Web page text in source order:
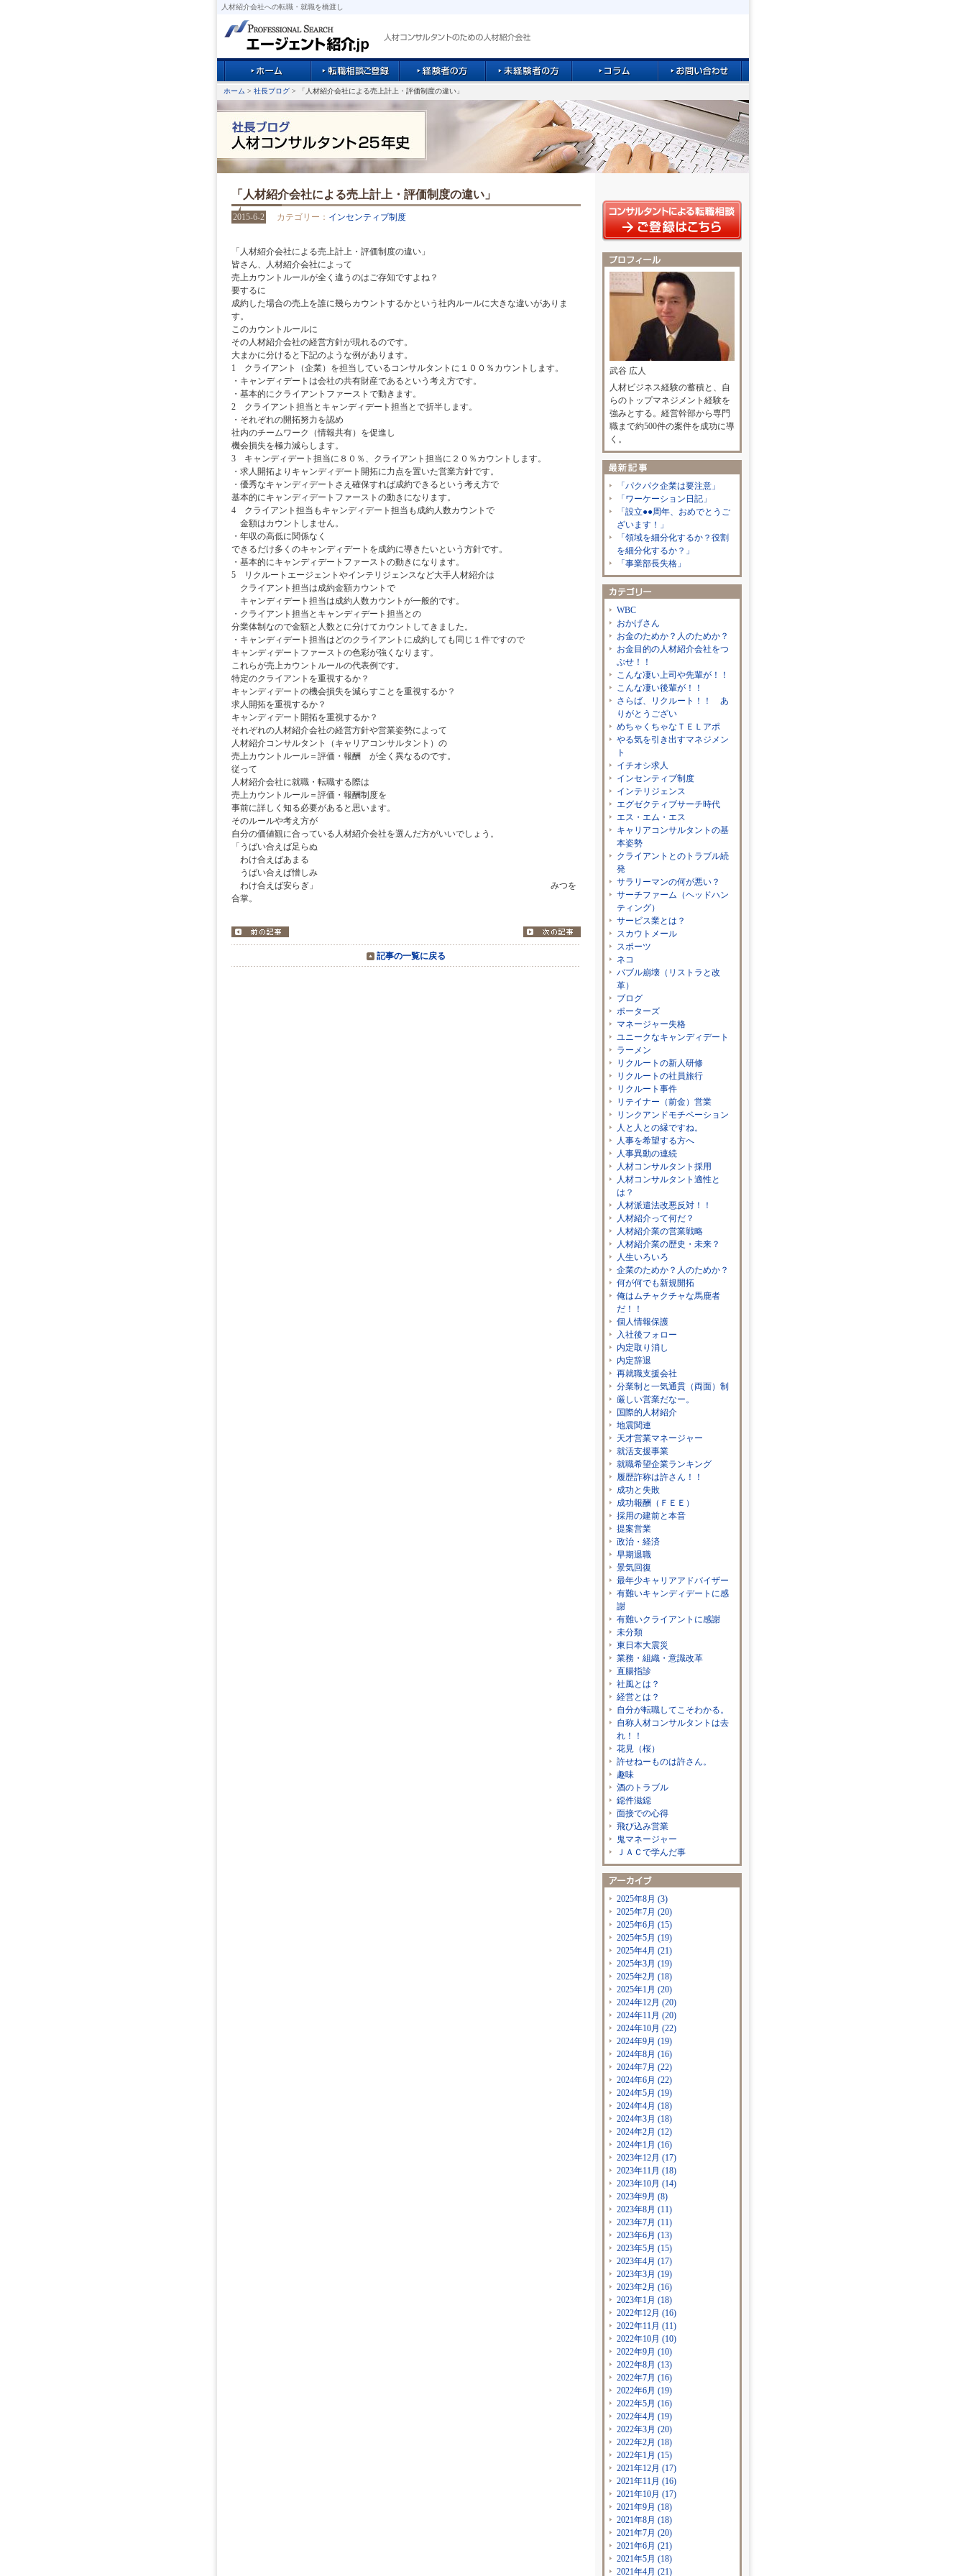
人材紹介会社への転職・就職を橋渡し
ホーム > 社長ブログ > 「人材紹介会社による売上計上・評価制度の違い」
「人材紹介会社による売上計上・評価制度の違い」
2015-6-2 カテゴリー： インセンティブ制度
「人材紹介会社による売上計上・評価制度の違い」
皆さん、人材紹介会社によって
売上カウントルールが全く違うのはご存知ですよね？
要するに
成約した場合の売上を誰に幾らカウントするかという社内ルールに大きな違いがありま
す。
このカウントルールに
その人材紹介会社の経営方針が現れるのです。
大まかに分けると下記のような例があります。
1 クライアント（企業）を担当しているコンサルタントに１００％カウントします。
・キャンディデートは会社の共有財産であるという考え方です。
・基本的にクライアントファーストで動きます。
2 クライアント担当とキャンディデート担当とで折半します。
・それぞれの開拓努力を認め
社内のチームワーク（情報共有）を促進し
機会損失を極力減らします。
3 キャンディデート担当に８０％、クライアント担当に２０％カウントします。
・求人開拓よりキャンディデート開拓に力点を置いた営業方針です。
・優秀なキャンディデートさえ確保すれば成約できるという考え方で
基本的にキャンディデートファーストの動きになります。
4 クライアント担当もキャンディデート担当も成約人数カウントで
金額はカウントしません。
・年収の高低に関係なく
できるだけ多くのキャンディデートを成約に導きたいという方針です。
・基本的にキャンディデートファーストの動きになります。
5 リクルートエージェントやインテリジェンスなど大手人材紹介は
クライアント担当は成約金額カウントで
キャンディデート担当は成約人数カウントが一般的です。
・クライアント担当とキャンディデート担当との
分業体制なので金額と人数とに分けてカウントしてきました。
・キャンディデート担当はどのクライアントに成約しても同じ１件ですので
キャンディデートファーストの色彩が強くなります。
これらが売上カウントルールの代表例です。
特定のクライアントを重視するか？
キャンディデートの機会損失を減らすことを重視するか？
求人開拓を重視するか？
キャンディデート開拓を重視するか？
それぞれの人材紹介会社の経営方針や営業姿勢によって
人材紹介コンサルタント（キャリアコンサルタント）の
売上カウントルール＝評価・報酬 が全く異なるのです。
従って
人材紹介会社に就職・転職する際は
売上カウントルール＝評価・報酬制度を
事前に詳しく知る必要があると思います。
そのルールや考え方が
自分の価値観に合っている人材紹介会社を選んだ方がいいでしょう。
「うばい合えば足らぬ
わけ合えばあまる
うばい合えば憎しみ
わけ合えば安らぎ」 みつを
合掌。
記事の一覧に戻る
武谷 広人
人材ビジネス経験の蓄積と、自
らのトップマネジメント経験を
強みとする。経営幹部から専門
職まで約500件の案件を成功に導
く。
「パクパク企業は要注意」
「ワーケーション日記」
「設立●●周年、おめでとうご
ざいます！」
「領域を細分化するか？役割
を細分化するか？」
「事業部長失格」
WBC
おかげさん
お金のためか？人のためか？
お金目的の人材紹介会社をつ
ぶせ！！
こんな凄い上司や先輩が！！
こんな凄い後輩が！！
さらば、リクルート！！ あ
りがとうござい
めちゃくちゃなＴＥＬアポ
やる気を引き出すマネジメン
ト
イチオシ求人
インセンティブ制度
インテリジェンス
エグゼクティブサーチ時代
エス・エム・エス
キャリアコンサルタントの基
本姿勢
クライアントとのトラブル続
発
サラリーマンの何が悪い？
サーチファーム（ヘッドハン
ティング）
サービス業とは？
スカウトメール
スポーツ
ネコ
バブル崩壊（リストラと改
革）
ブログ
ポーターズ
マネージャー失格
ユニークなキャンディデート
ラーメン
リクルートの新人研修
リクルートの社員旅行
リクルート事件
リテイナー（前金）営業
リンクアンドモチベーション
人と人との縁ですね。
人事を希望する方へ
人事異動の連続
人材コンサルタント採用
人材コンサルタント適性と
は？
人材派遣法改悪反対！！
人材紹介って何だ？
人材紹介業の営業戦略
人材紹介業の歴史・未来？
人生いろいろ
企業のためか？人のためか？
何が何でも新規開拓
俺はムチャクチャな馬鹿者
だ！！
個人情報保護
入社後フォロー
内定取り消し
内定辞退
再就職支援会社
分業制と一気通貫（両面）制
厳しい営業だなー。
国際的人材紹介
地震関連
天才営業マネージャー
就活支援事業
就職希望企業ランキング
履歴詐称は許さん！！
成功と失敗
成功報酬（ＦＥＥ）
採用の建前と本音
提案営業
政治・経済
早期退職
景気回復
最年少キャリアアドバイザー
有難いキャンディデートに感
謝
有難いクライアントに感謝
未分類
東日本大震災
業務・組織・意識改革
直腸指診
社風とは？
経営とは？
自分が転職してこそわかる。
自称人材コンサルタントは去
れ！！
花見（桜）
許せねーものは許さん。
趣味
酒のトラブル
鐚件滋鐚
面接での心得
飛び込み営業
鬼マネージャー
ＪＡＣで学んだ事
2025年8月 (3)
2025年7月 (20)
2025年6月 (15)
2025年5月 (19)
2025年4月 (21)
2025年3月 (19)
2025年2月 (18)
2025年1月 (20)
2024年12月 (20)
2024年11月 (20)
2024年10月 (22)
2024年9月 (19)
2024年8月 (16)
2024年7月 (22)
2024年6月 (22)
2024年5月 (19)
2024年4月 (18)
2024年3月 (18)
2024年2月 (12)
2024年1月 (16)
2023年12月 (17)
2023年11月 (18)
2023年10月 (14)
2023年9月 (8)
2023年8月 (11)
2023年7月 (11)
2023年6月 (13)
2023年5月 (15)
2023年4月 (17)
2023年3月 (19)
2023年2月 (16)
2023年1月 (18)
2022年12月 (16)
2022年11月 (11)
2022年10月 (10)
2022年9月 (10)
2022年8月 (13)
2022年7月 (16)
2022年6月 (19)
2022年5月 (16)
2022年4月 (19)
2022年3月 (20)
2022年2月 (18)
2022年1月 (15)
2021年12月 (17)
2021年11月 (16)
2021年10月 (17)
2021年9月 (18)
2021年8月 (18)
2021年7月 (20)
2021年6月 (21)
2021年5月 (18)
2021年4月 (21)